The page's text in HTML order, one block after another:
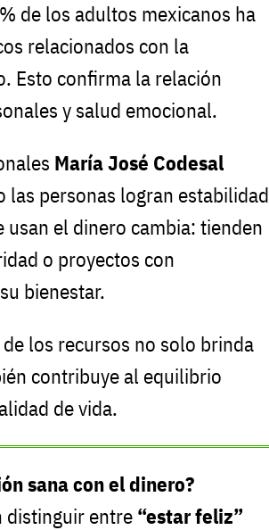
de los adultos mexicanos ha
relacionados con la
Esto confirma la relación
y salud emocional.
María José Codesal
las personas logran estabilidad
el dinero cambia: tienden
o proyectos con
bienestar.
los recursos no solo brinda
contribuye al equilibrio
de vida.
sana con el dinero?
distinguir entre “estar feliz”